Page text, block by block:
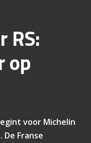
RS:
op
voor Michelin
Franse